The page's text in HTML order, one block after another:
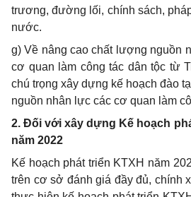
trương, đường lối, chính sách,
nước.
g) Về nâng cao chất lượng nguồn
cơ quan làm công tác dân tộc từ
chú trọng xây dựng kế hoạch đào
nguồn nhân lực các cơ quan làm
2. Đối với xây dựng Kế hoạch
năm 2022
Kế hoạch phát triển KTXH năm
trên cơ sở đánh giá đầy đủ, chính